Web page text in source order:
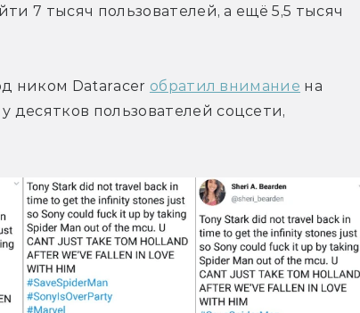
7 тысяч пользователей, а ещё 5,5 тысяч
ником Dataracer обратил внимание на
пользователей соцсети,